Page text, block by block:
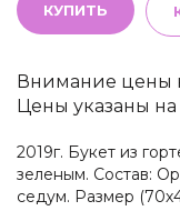
КУПИТЬ
Внимание цены
Цены указаны на
2019г. Букет из
зеленым. Состав:
седум. Размер